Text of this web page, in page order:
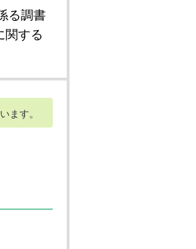
る調書
関する
ます。